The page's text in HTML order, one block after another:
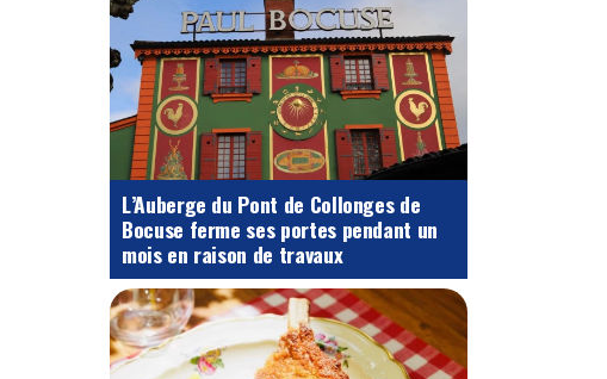
L’Auberge du Pont de Collonges de
Bocuse ferme ses portes pendant un
mois en raison de travaux